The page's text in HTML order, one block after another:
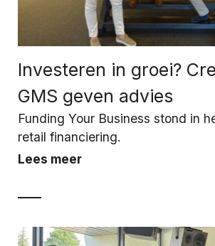
Investeren in groei?
GMS geven advies
Funding Your Business stond in
retail financiering.
Lees meer